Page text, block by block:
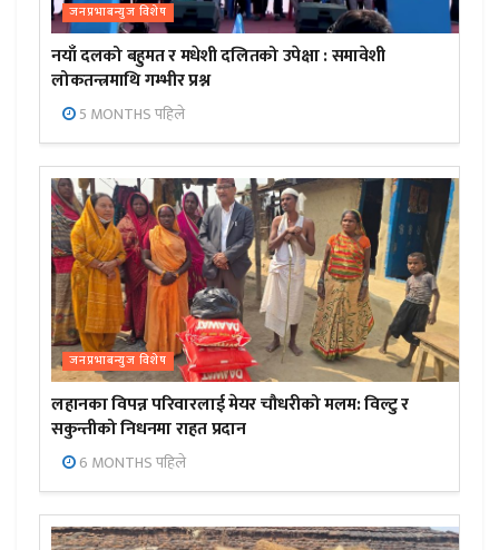
जनप्रभाबन्युज विशेष
नयाँ दलको बहुमत र मधेशी दलितको उपेक्षा : समावेशी
लोकतन्त्रमाथि गम्भीर प्रश्न
5 MONTHS पहिले
जनप्रभाबन्युज विशेष
लहानका विपन्न परिवारलाई मेयर चौधरीको मलम: विल्टु र
सकुन्तीको निधनमा राहत प्रदान
6 MONTHS पहिले